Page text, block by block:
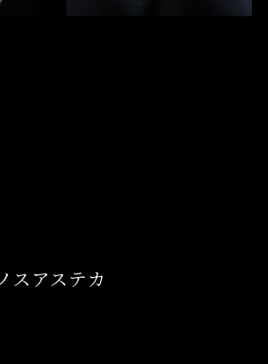
スアステカ